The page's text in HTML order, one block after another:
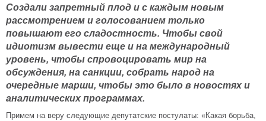
Создали запретный плод и с каждым новым
рассмотрением и голосованием только
повышают его сладостность. Чтобы свой
идиотизм вывести еще и на международный
уровень, чтобы спровоцировать мир на
обсуждения, на санкции, собрать народ на
очередные марши, чтобы это было в новостях и
аналитических программах.
Примем на веру следующие депутатские постулаты: «Какая борьба,